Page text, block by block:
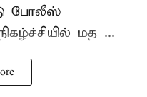
போலீஸ்
மத ...